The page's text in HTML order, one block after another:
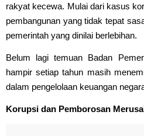
rakyat kecewa. Mulai dari kasus
pembangunan yang tidak tepat
pemerintah yang dinilai berlebihan.
Belum lagi temuan Badan
hampir setiap tahun masih
dalam pengelolaan keuangan
Korupsi dan Pemborosan